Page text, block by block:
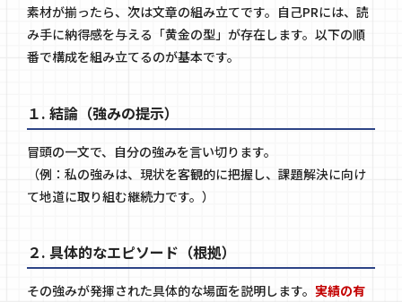
素材が揃ったら、次は文章の組み立てです。自己PRには、読
み手に納得感を与える「黄金の型」が存在します。以下の順
番で構成を組み立てるのが基本です。
１. 結論（強みの提示）
冒頭の一文で、自分の強みを言い切ります。
（例：私の強みは、現状を客観的に把握し、課題解決に向け
て地道に取り組む継続力です。）
２. 具体的なエピソード（根拠）
その強みが発揮された具体的な場面を説明します。 実績の有